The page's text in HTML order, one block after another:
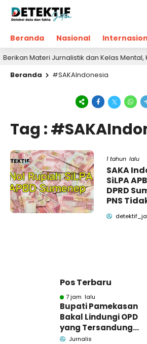
Beranda Nasional
Materi Jurnalistik dan Kelas Mental,
Beranda
#SAKAIndonesia
Tag :
1 tahun lalu
SAKA
SiLPA
DPRD
PNS
Pos Terbaru
7 jam lalu
Bupati Pamekasan
Bakal Lindungi OPD
yang Tersandung
Dugaan Korupsi
Jurnalis